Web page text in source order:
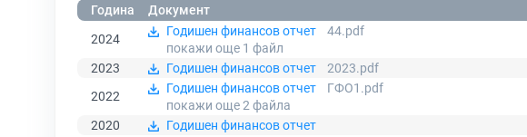
Година
Документ
2024
Годишен финансов отчет
44.pdf
покажи още 1 файл
2023
Годишен финансов отчет
2023.pdf
2022
Годишен финансов отчет
ГФО1.pdf
покажи още 2 файла
2020
Годишен финансов отчет